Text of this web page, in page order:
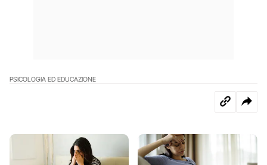
PSICOLOGIA ED EDUCAZIONE